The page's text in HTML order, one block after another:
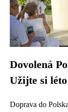
Dovolená
Užijte si
Doprava do